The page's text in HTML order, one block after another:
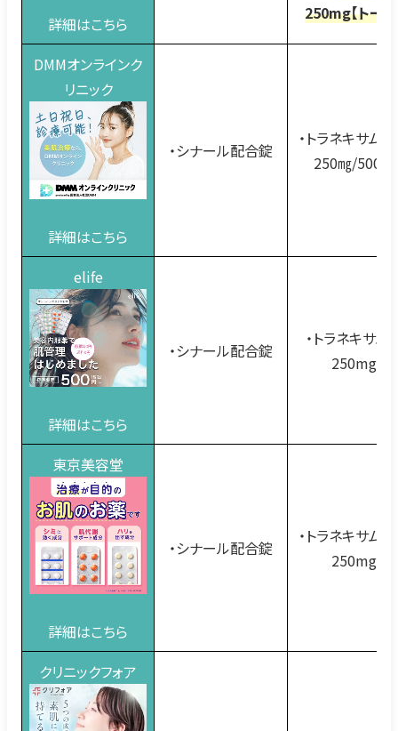
詳細はこちら
250mg【トーワ
DMMオンラインク
リニック
詳細はこちら
・シナール配合錠
・トラネキサム
250㎎/500㎎
elife
詳細はこちら
・シナール配合錠
・トラネキサム
250mg
東京美容堂
詳細はこちら
・シナール配合錠
・トラネキサム
250mg
クリニックフォア